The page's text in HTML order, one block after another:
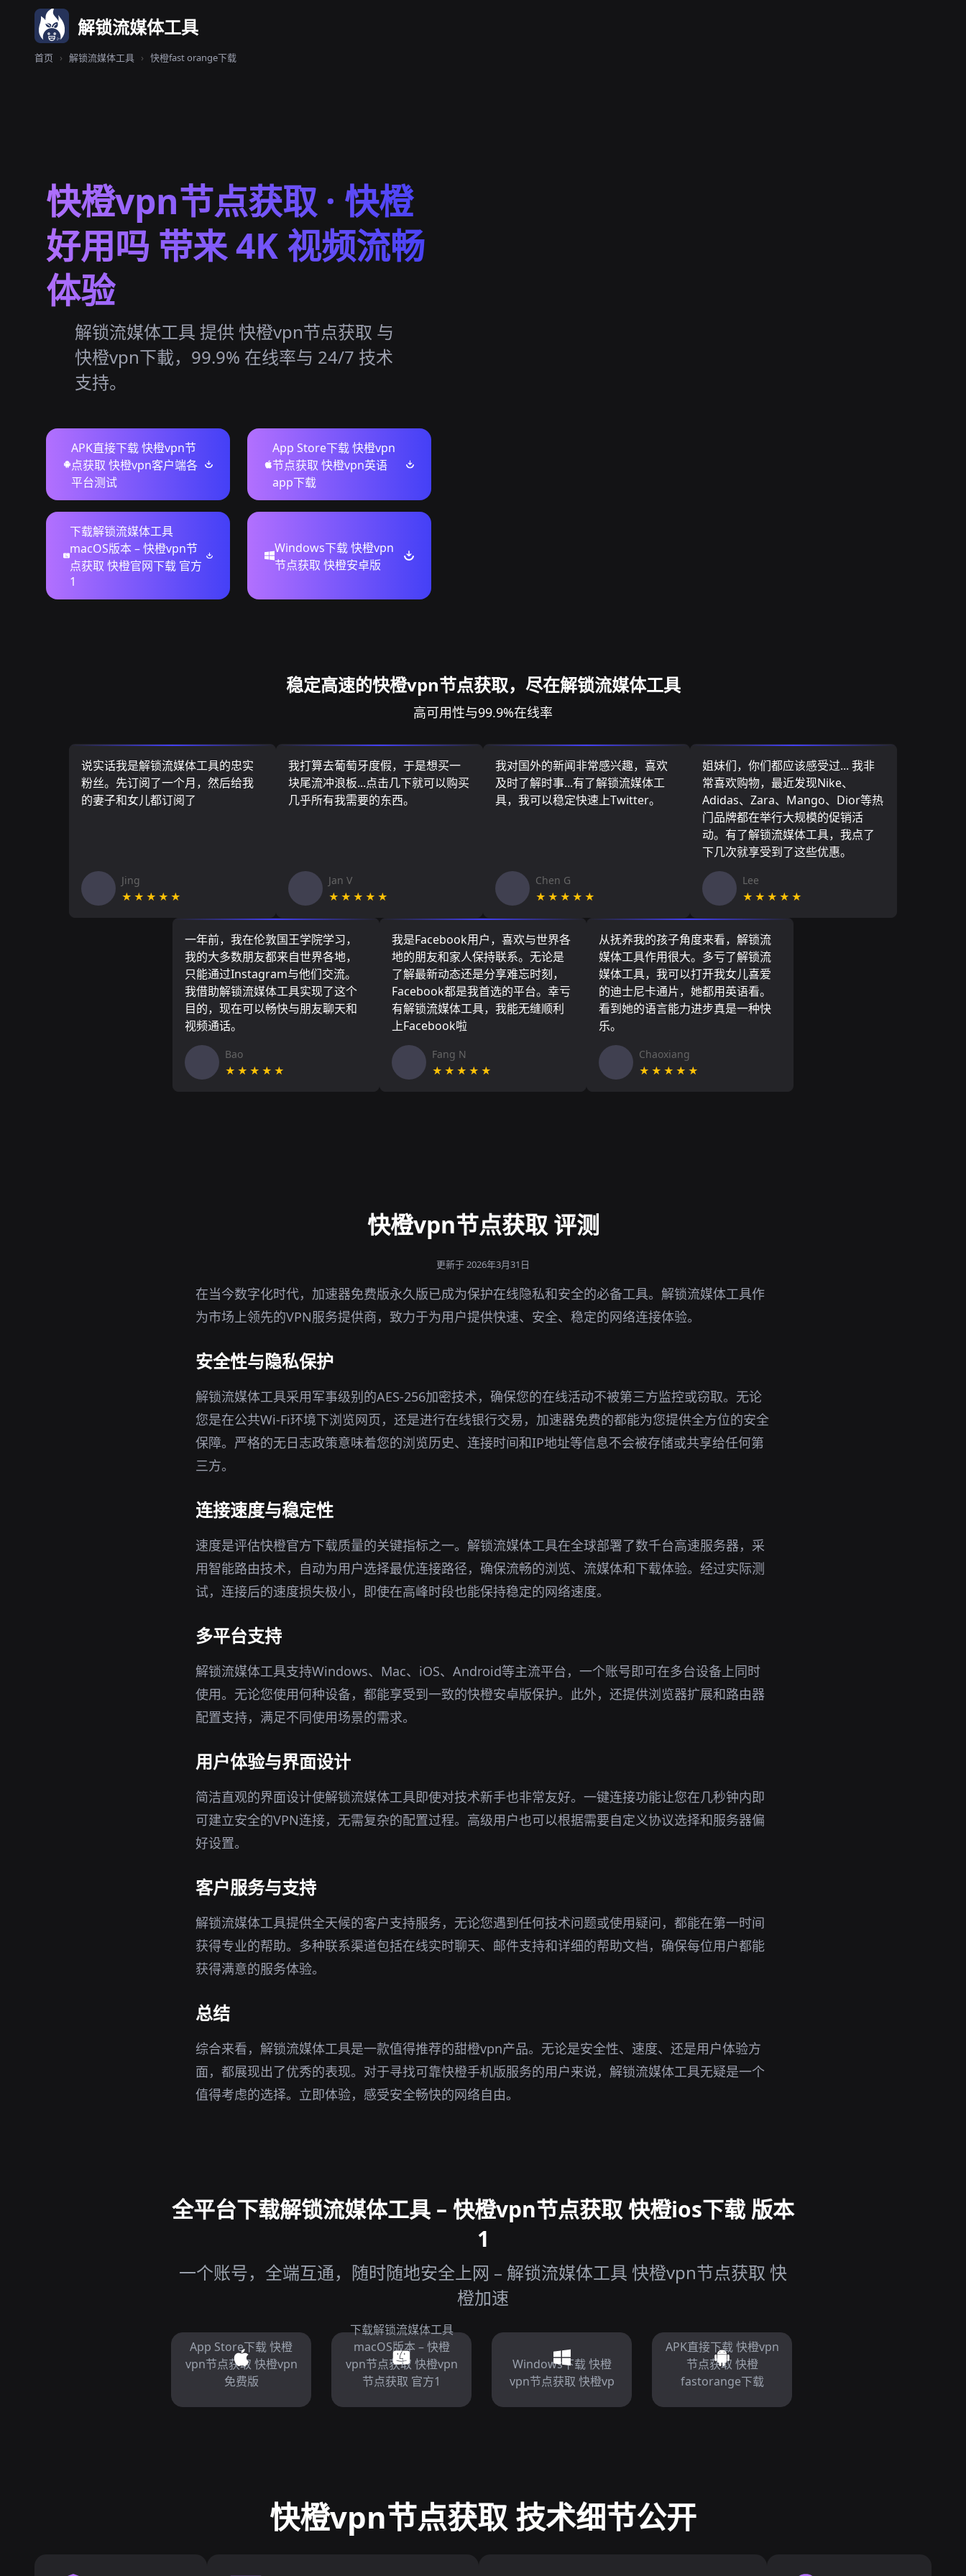
解锁流媒体工具
首页 › 解锁流媒体工具 › 快橙fast orange下载
快橙vpn节点获取 · 快橙
好用吗 带来 4K 视频流畅
体验
解锁流媒体工具 提供 快橙vpn节点获取 与
快橙vpn下載，99.9% 在线率与 24/7 技术
支持。
APK直接下载 快橙vpn节
点获取 快橙vpn客户端各
平台测试
App Store下载 快橙vpn
节点获取 快橙vpn英语
app下载
下载解锁流媒体工具
macOS版本 – 快橙vpn节
点获取 快橙官网下载 官方
1
Windows下载 快橙vpn
节点获取 快橙安卓版
稳定高速的快橙vpn节点获取，尽在解锁流媒体工具
高可用性与99.9%在线率
说实话我是解锁流媒体工具的忠实
粉丝。先订阅了一个月，然后给我
的妻子和女儿都订阅了
Jing
★★★★★
我打算去葡萄牙度假，于是想买一
块尾流冲浪板...点击几下就可以购买
几乎所有我需要的东西。
Jan V
★★★★★
我对国外的新闻非常感兴趣，喜欢
及时了解时事...有了解锁流媒体工
具，我可以稳定快速上Twitter。
Chen G
★★★★★
姐妹们，你们都应该感受过... 我非
常喜欢购物，最近发现Nike、
Adidas、Zara、Mango、Dior等热
门品牌都在举行大规模的促销活
动。有了解锁流媒体工具，我点了
下几次就享受到了这些优惠。
Lee
★★★★★
一年前，我在伦敦国王学院学习，
我的大多数朋友都来自世界各地，
只能通过Instagram与他们交流。
我借助解锁流媒体工具实现了这个
目的，现在可以畅快与朋友聊天和
视频通话。
Bao
★★★★★
我是Facebook用户，喜欢与世界各
地的朋友和家人保持联系。无论是
了解最新动态还是分享难忘时刻，
Facebook都是我首选的平台。幸亏
有解锁流媒体工具，我能无缝顺利
上Facebook啦
Fang N
★★★★★
从抚养我的孩子角度来看，解锁流
媒体工具作用很大。多亏了解锁流
媒体工具，我可以打开我女儿喜爱
的迪士尼卡通片，她都用英语看。
看到她的语言能力进步真是一种快
乐。
Chaoxiang
★★★★★
快橙vpn节点获取 评测
更新于 2026年3月31日
在当今数字化时代，加速器免费版永久版已成为保护在线隐私和安全的必备工具。解锁流媒体工具作
为市场上领先的VPN服务提供商，致力于为用户提供快速、安全、稳定的网络连接体验。
安全性与隐私保护
解锁流媒体工具采用军事级别的AES-256加密技术，确保您的在线活动不被第三方监控或窃取。无论
您是在公共Wi-Fi环境下浏览网页，还是进行在线银行交易，加速器免费的都能为您提供全方位的安全
保障。严格的无日志政策意味着您的浏览历史、连接时间和IP地址等信息不会被存储或共享给任何第
三方。
连接速度与稳定性
速度是评估快橙官方下载质量的关键指标之一。解锁流媒体工具在全球部署了数千台高速服务器，采
用智能路由技术，自动为用户选择最优连接路径，确保流畅的浏览、流媒体和下载体验。经过实际测
试，连接后的速度损失极小，即使在高峰时段也能保持稳定的网络速度。
多平台支持
解锁流媒体工具支持Windows、Mac、iOS、Android等主流平台，一个账号即可在多台设备上同时
使用。无论您使用何种设备，都能享受到一致的快橙安卓版保护。此外，还提供浏览器扩展和路由器
配置支持，满足不同使用场景的需求。
用户体验与界面设计
简洁直观的界面设计使解锁流媒体工具即使对技术新手也非常友好。一键连接功能让您在几秒钟内即
可建立安全的VPN连接，无需复杂的配置过程。高级用户也可以根据需要自定义协议选择和服务器偏
好设置。
客户服务与支持
解锁流媒体工具提供全天候的客户支持服务，无论您遇到任何技术问题或使用疑问，都能在第一时间
获得专业的帮助。多种联系渠道包括在线实时聊天、邮件支持和详细的帮助文档，确保每位用户都能
获得满意的服务体验。
总结
综合来看，解锁流媒体工具是一款值得推荐的甜橙vpn产品。无论是安全性、速度、还是用户体验方
面，都展现出了优秀的表现。对于寻找可靠快橙手机版服务的用户来说，解锁流媒体工具无疑是一个
值得考虑的选择。立即体验，感受安全畅快的网络自由。
全平台下载解锁流媒体工具 – 快橙vpn节点获取 快橙ios下载 版本
1
一个账号，全端互通，随时随地安全上网 – 解锁流媒体工具 快橙vpn节点获取 快
橙加速
App Store下载 快橙
vpn节点获取 快橙vpn
免费版
下载解锁流媒体工具
macOS版本 – 快橙
vpn节点获取 快橙vpn
节点获取 官方1
Windows下载 快橙
vpn节点获取 快橙vp
APK直接下载 快橙vpn
节点获取 快橙
fastorange下载
快橙vpn节点获取 技术细节公开